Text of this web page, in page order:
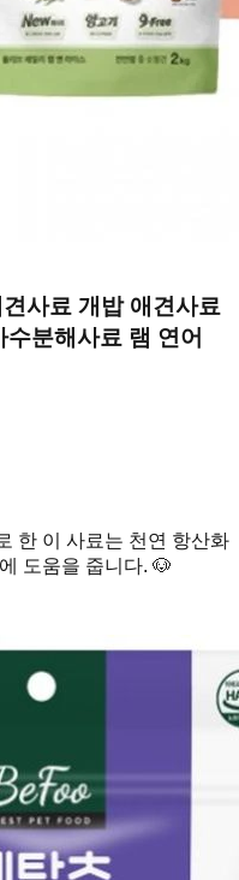
사료 개밥 애견사료
분해사료 램 연어
한 이 사료는 천연 항산화
도움을 줍니다. 🐶